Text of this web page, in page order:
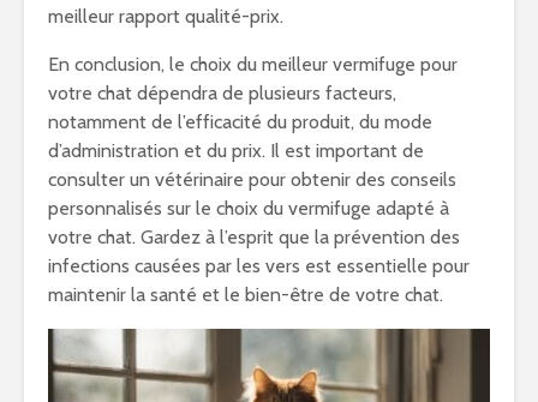
meilleur rapport qualité-prix.
En conclusion, le choix du meilleur vermifuge pour
votre chat dépendra de plusieurs facteurs,
notamment de l’efficacité du produit, du mode
d’administration et du prix. Il est important de
consulter un vétérinaire pour obtenir des conseils
personnalisés sur le choix du vermifuge adapté à
votre chat. Gardez à l’esprit que la prévention des
infections causées par les vers est essentielle pour
maintenir la santé et le bien-être de votre chat.